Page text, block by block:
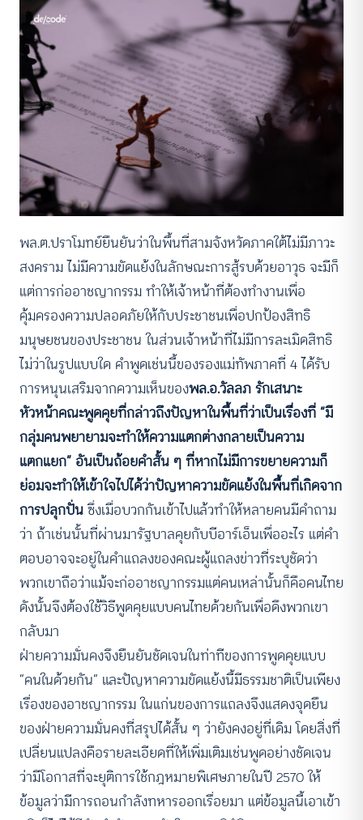
พล.ต.ปราโมทย์ยืนยันว่าในพื้นที่สามจังหวัดภาคใต้ไม่มีภาวะ
สงคราม ไม่มีความขัดแย้งในลักษณะการสู้รบด้วยอาวุธ จะมีก็
แต่การก่ออาชญากรรม ทำให้เจ้าหน้าที่ต้องทำงานเพื่อ
คุ้มครองความปลอดภัยให้กับประชาชนเพื่อปกป้องสิทธิ
มนุษยชนของประชาชน ในส่วนเจ้าหน้าที่ไม่มีการละเมิดสิทธิ
ไม่ว่าในรูปแบบใด คำพูดเช่นนี้ของรองแม่ทัพภาคที่ 4 ได้รับ
การหนุนเสริมจากความเห็นของพล.อ.วัลลภ รักเสนาะ
หัวหน้าคณะพูดคุยที่กล่าวถึงปัญหาในพื้นที่ว่าเป็นเรื่องที่“มี
กลุ่มคนพยายามจะทำให้ความแตกต่างกลายเป็นความ
แตกแยก” อันเป็นถ้อยคำสั้น ๆ ที่หากไม่มีการขยายความก็
ย่อมจะทำให้เข้าใจไปได้ว่าปัญหาความขัดแย้งในพื้นที่เกิดจาก
การปลุกปั่นซึ่งเมื่อบวกกันเข้าไปแล้วทำให้หลายคนมีคำถาม
ว่า ถ้าเช่นนั้นที่ผ่านมารัฐบาลคุยกับบีอาร์เอ็นเพื่ออะไร แต่คำ
ตอบอาจจะอยู่ในคำแถลงของคณะผู้แถลงข่าวที่ระบุชัดว่า
พวกเขาถือว่าแม้จะก่ออาชญากรรมแต่คนเหล่านั้นก็คือคนไทย
ดังนั้นจึงต้องใช้วิธีพูดคุยแบบคนไทยด้วยกันเพื่อดึงพวกเขา
กลับมา
ฝ่ายความมั่นคงจึงยืนยันชัดเจนในท่าทีของการพูดคุยแบบ
“คนในด้วยกัน” และปัญหาความขัดแย้งนี้มีธรรมชาติเป็นเพียง
เรื่องของอาชญากรรม ในแก่นของการแถลงจึงแสดงจุดยืน
ของฝ่ายความมั่นคงที่สรุปได้สั้น ๆ ว่ายังคงอยู่ที่เดิม โดยสิ่งที่
เปลี่ยนแปลงคือรายละเอียดที่ให้เพิ่มเติมเช่นพูดอย่างชัดเจน
ว่ามีโอกาสที่จะยุติการใช้กฎหมายพิเศษภายในปี 2570 ให้
ข้อมูลว่ามีการถอนกำลังทหารออกเรื่อยมา แต่ข้อมูลนี้เอาเข้า